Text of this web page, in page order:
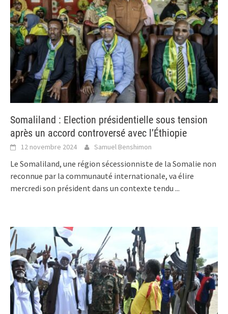
Somaliland : Election présidentielle sous tension
après un accord controversé avec l’Éthiopie
12 novembre 2024 Samuel Benshimon
Le Somaliland, une région sécessionniste de la Somalie non
reconnue par la communauté internationale, va élire
mercredi son président dans un contexte tendu ...